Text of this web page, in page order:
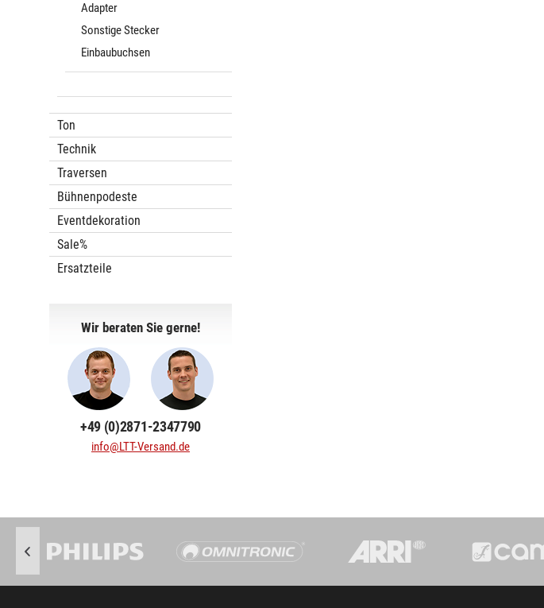
Adapter
Sonstige Stecker
Einbaubuchsen
Ton
Technik
Traversen
Bühnenpodeste
Eventdekoration
Sale%
Ersatzteile
Wir beraten Sie gerne!
+49 (0)2871-2347790
info@LTT-Versand.de